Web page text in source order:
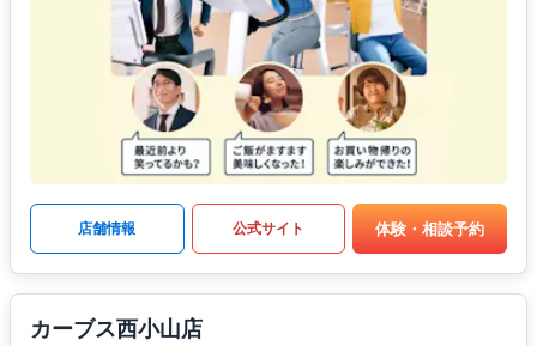
店舗情報 公式サイト 体験・相談予約
カーブス西小山店